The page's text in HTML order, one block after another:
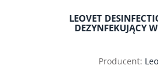
LEOVET
DEZYNFEKUJĄCY
Producent: